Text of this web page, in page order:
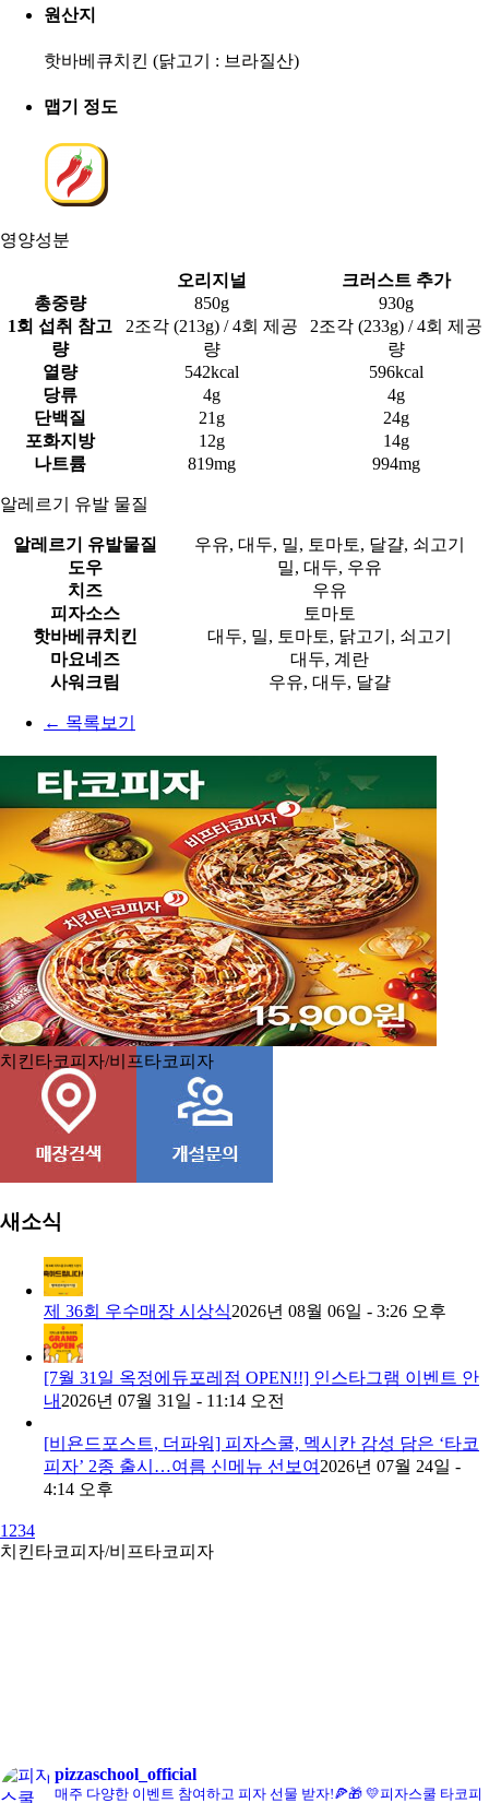
원산지
핫바베큐치킨 (닭고기 : 브라질산)
맵기 정도
영양성분
오리지널
크러스트 추가
총중량
850g
930g
1회 섭취 참고
량
2조각 (213g) / 4회 제공
량
2조각 (233g) / 4회 제공
량
열량
542kcal
596kcal
당류
4g
4g
단백질
21g
24g
포화지방
12g
14g
나트륨
819mg 994mg
알레르기 유발 물질
알레르기 유발물질
우유, 대두, 밀, 토마토, 달걀, 쇠고기
도우
밀, 대두, 우유
치즈
우유
피자소스
토마토
핫바베큐치킨
대두, 밀, 토마토, 닭고기, 쇠고기
마요네즈
대두, 계란
사워크림
우유, 대두, 달걀
← 목록보기
콘치즈피자
새소식
제 36회 우수매장 시상식2026년 08월 06일 - 3:26 오후
[7월 31일 옥정에듀포레점 OPEN!!] 인스타그램 이벤트 안
내 2026년 07월 31일 - 11:14 오전
[비욘드포스트, 더파워] 피자스쿨, 멕시칸 감성 담은 ‘타코
피자’ 2종 출시…여름 신메뉴 선보여 2026년 07월 24일 -
4:14 오후
1 234
콘치즈피자pizzaschool_official
매주 다양한 이벤트 참여하고 피자 선물 받자!🍕🎁 💛피자스쿨 타코피